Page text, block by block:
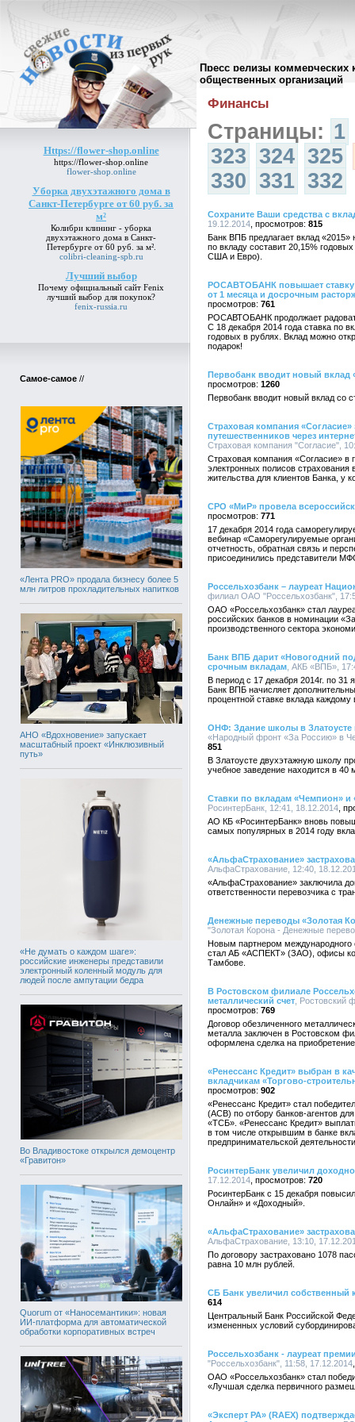
Пресс релизы коммерческих
общественных организаций
Https://flower-shop.online
https://flower-shop.online
flower-shop.online
Уборка двухэтажного дома в
Санкт-Петербурге от 60 руб. за
м²
Колибри клининг - уборка
двухэтажного дома в Санкт-
Петербурге от 60 руб. за м².
colibri-cleaning-spb.ru
Лучший выбор
Почему официальный сайт Fenix
лучший выбор для покупок?
fenix-russia.ru
Самое-самое //
«Лента PRO» продала бизнесу более 5
млн литров прохладительных напитков
АНО «Вдохновение» запускает
масштабный проект «Инклюзивный
путь»
«Не думать о каждом шаге»:
российские инженеры представили
электронный коленный модуль для
людей после ампутации бедра
Во Владивостоке открылся демоцентр
«Гравитон»
Quorum от «Наносемантики»: новая
ИИ-платформа для автоматической
обработки корпоративных встреч
Архив пресс-релизов//
Финансы
Страницы: 1
323 324 325
330 331 332
Сохраните Ваши средства с
19.12.2014
815
Банк ВПБ предлагает вклад
по вкладу составит 20,15%
США и Евро).
РОСАВТОБАНК повышает ставку
от 1 месяца и досрочным
761
РОСАВТОБАНК продолжает
C 18 декабря 2014 года ставка по
годовых в рублях. Вклад можно
подарок!
Первобанк вводит новый
1260
Первобанк вводит новый вклад со
Страховая компания
путешественников через
Страховая компания "Согласие",
Страховая компания «Согласие»
электронных полисов
жительства для клиентов Банка, у
СРО «МиР» провела
771
17 декабря 2014 года
вебинар «Саморегулируемые
отчетность, обратная связь и
присоединились представители
Россельхозбанк – лауреат
филиал ОАО "Россельхозбанк",
ОАО «Россельхозбанк» стал
российских банков в номинации
производственного сектора
Банк ВПБ дарит «Новогодний
срочным вкладам , АКБ «ВПБ»,
В период с 17 декабря 2014г. по 31
Банк ВПБ начисляет
процентной ставке вклада каждому
ОНФ: Здание школы в Златоусте
«Народный фронт «За Россию» в
851
В Златоусте двухэтажную школу
учебное заведение находится в 40
Ставки по вкладам «Чемпион»
РосинтерБанк, 12:41, 18.12.2014
АО КБ «РосинтерБанк» вновь
самых популярных в 2014 году
«АльфаСтрахование»
АльфаСтрахование, 12:40,
«АльфаСтрахование» заключила
ответственности перевозчика с
Денежные переводы «Золотая
"Золотая Корона - Денежные
Новым партнером международного
стал АБ «АСПЕКТ» (ЗАО), офисы
Тамбове.
В Ростовском филиале
металлический счет , Ростовский
769
Договор обезличенного
металла заключен в Ростовском
оформлена сделка на
«Ренессанс Кредит» выбран в
вкладчикам «Торгово-
902
«Ренессанс Кредит» стал
(АСВ) по отбору банков-агентов
«ТСБ». «Ренессанс Кредит»
в том числе открывшим в банке
предпринимательской
РосинтерБанк увеличил
17.12.2014
720
РосинтерБанк с 15 декабря
Онлайн» и «Доходный».
«АльфаСтрахование»
АльфаСтрахование, 13:10,
По договору застраховано 1078
равна 10 млн рублей.
СБ Банк увеличил собственный
614
Центральный Банк Российской
измененных условий
Россельхозбанк - лауреат
"Россельхозбанк", 11:58, 17.12.2014
ОАО «Россельхозбанк» стал
«Лучшая сделка первичного
«Эксперт РА» (RAEX)